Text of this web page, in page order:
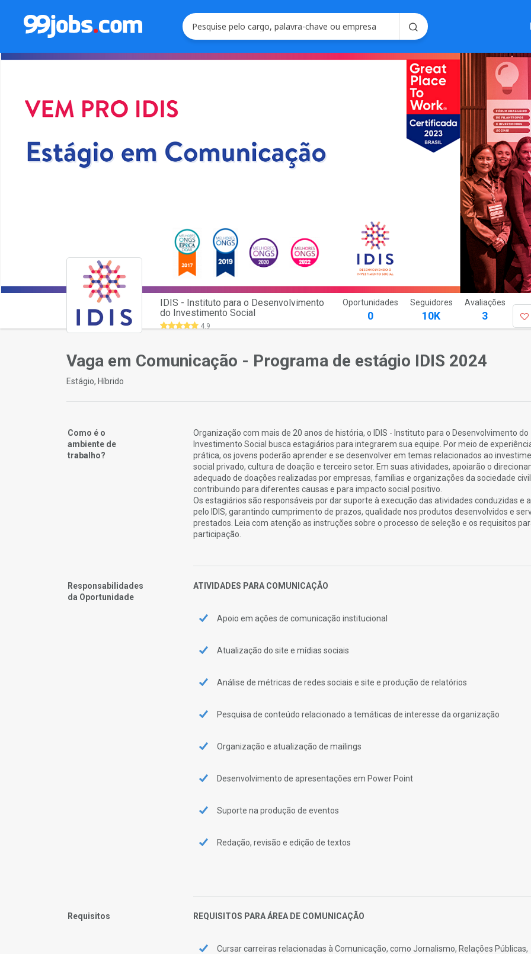
Soluções
Consultoria em
Seleção e
Soluções para
Gerencie
forma
IDIS - Instituto para o Desenvolvimento
do Investimento Social
4.9
Oportunidades
0
Seguidores
10K
Avaliações
3
Vaga em Comunicação - Programa de estágio IDIS 2024
Estágio, Híbrido
Como é o
ambiente de
trabalho?
Organização com mais de 20 anos de história, o IDIS - Instituto para o Desenvolvimento do
Investimento Social busca estagiários para integrarem sua equipe. Por meio de
prática, os jovens poderão aprender e se desenvolver em temas relacionados ao
social privado, cultura de doação e terceiro setor. Em suas atividades, apoiarão o
adequado de doações realizadas por empresas, famílias e organizações da sociedade civil
contribuindo para diferentes causas e para impacto social positivo.
Os estagiários são responsáveis por dar suporte à execução das atividades conduzidas e
pelo IDIS, garantindo cumprimento de prazos, qualidade nos produtos desenvolvidos e
prestados. Leia com atenção as instruções sobre o processo de seleção e os requisitos
participação.
Responsabilidades
da Oportunidade
ATIVIDADES PARA COMUNICAÇÃO
Apoio em ações de comunicação institucional
Atualização do site e mídias sociais
Análise de métricas de redes sociais e site e produção de relatórios
Pesquisa de conteúdo relacionado a temáticas de interesse da organização
Organização e atualização de mailings
Desenvolvimento de apresentações em Power Point
Suporte na produção de eventos
Redação, revisão e edição de textos
Requisitos REQUISITOS PARA ÁREA DE COMUNICAÇÃO
Cursar carreiras relacionadas à Comunicação, como Jornalismo, Relações Públicas,